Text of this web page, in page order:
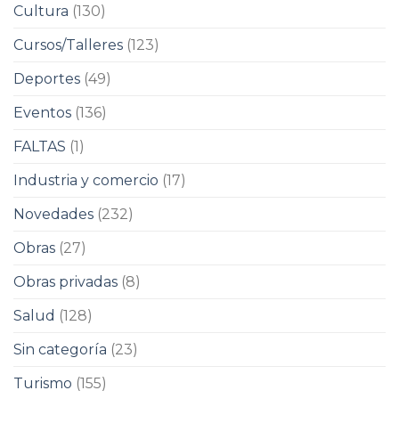
Cultura (130)
Cursos/Talleres (123)
Deportes (49)
Eventos (136)
FALTAS (1)
Industria y comercio (17)
Novedades (232)
Obras (27)
Obras privadas (8)
Salud (128)
Sin categoría (23)
Turismo (155)